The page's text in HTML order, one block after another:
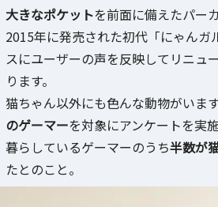
大きなポケットを前面に備えたパーカ
2015年に発売された初代「にゃんガ
スにユーザーの声を反映してリニュ
ります。
猫ちゃん以外にも色んな動物がいま
のゲーマーを対象にアンケートを実
暮らしているゲーマーのうち半数が
たとのこと。